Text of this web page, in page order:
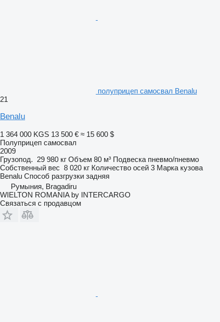
полуприцеп самосвал Benalu
21
Benalu
1 364 000 KGS 13 500 € ≈ 15 600 $
Полуприцеп самосвал
2009
Грузопод. 29 980 кг Объем 80 м³ Подвеска пневмо/пневмо
Собственный вес 8 020 кг Количество осей 3 Марка кузова
Benalu Способ разгрузки задняя
Румыния, Bragadiru
WIELTON ROMANIA by INTERCARGO
Связаться с продавцом